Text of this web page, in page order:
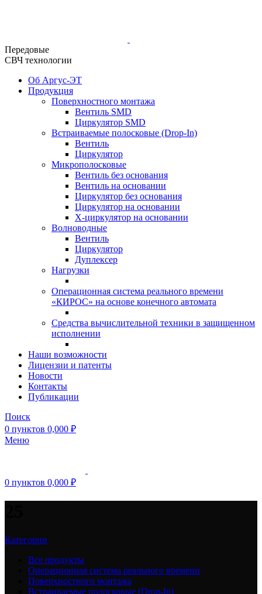
Передовые
СВЧ технологии
Об Аргус-ЭТ
Продукция
Поверхностного монтажа
Вентиль SMD
Циркулятор SMD
Встраиваемые полосковые (Drop-In)
Вентиль
Циркулятор
Микрополосковые
Вентиль без основания
Вентиль на основании
Циркулятор без основания
Циркулятор на основании
Х-циркулятор на основании
Волноводные
Вентиль
Циркулятор
Дуплексер
Нагрузки
Операционная система реального времени
«КИРОС» на основе конечного автомата
Средства вычислительной техники в защищенном
исполнении
Наши возможности
Лицензии и патенты
Новости
Контакты
Публикации
Поиск
0 пунктов 0,000 ₽
Меню
0 пунктов 0,000 ₽
Категории
Все продукты
Операционная система реального времени
Поверхностного монтажа
Встраиваемые полосковые (Drop-In)